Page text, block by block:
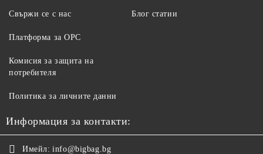
Свържи се с нас Блог статии
Платформа за ОРС
Комисия за защита на
потребителя
Политика за личните данни
Информация за контакти:
Имейл: info@bigbag.bg